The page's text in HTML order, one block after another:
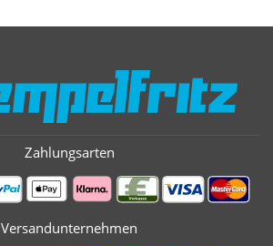
Zahlungsarten
Versandunternehmen